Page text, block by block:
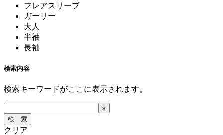
フレアスリーブ
ガーリー
大人
半袖
長袖
検索内容
検索キーワードがここに表示されます。
クリア